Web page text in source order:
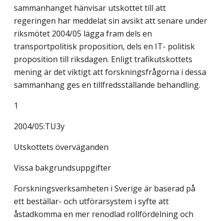
sammanhanget hänvisar utskottet till att
regeringen har meddelat sin avsikt att senare under
riksmötet 2004/05 lägga fram dels en
transportpolitisk proposition, dels en IT- politisk
proposition till riksdagen. Enligt trafikutskottets
mening är det viktigt att forskningsfrågorna i dessa
sammanhang ges en tillfredsställande behandling.
1
2004/05:TU3y
Utskottets överväganden
Vissa bakgrundsuppgifter
Forskningsverksamheten i Sverige är baserad på
ett beställar- och utförarsystem i syfte att
åstadkomma en mer renodlad rollfördelning och